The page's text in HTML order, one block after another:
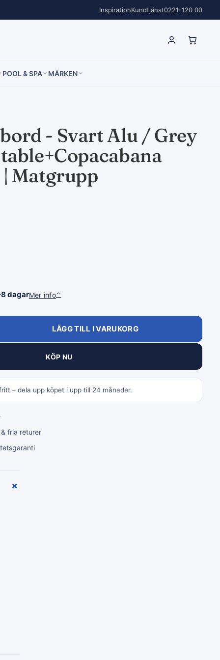
InspirationKundtjänst0221-120 00
POOL & SPA MÄRKEN
- Svart Alu / Grey
Matgrupp
dagarMer info⌃
LÄGG TILL I VARUKORG
KÖP NU
– dela upp köpet i upp till 24 månader.
fria returer
+